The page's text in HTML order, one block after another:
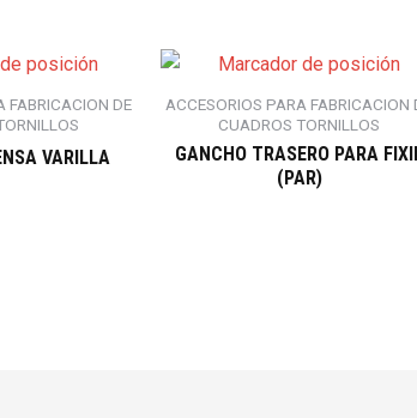
FABRICACION DE
VARILLA
ACCESORIOS PARA FABRICACION
CUADROS TORNILLOS
GANCHO TRASERO PARA
(PAR)